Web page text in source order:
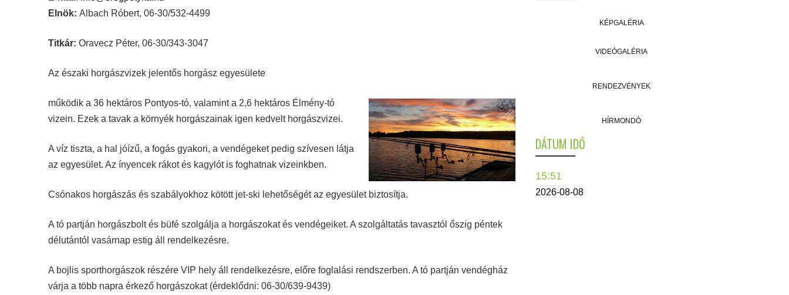
Elnök: Albach Róbert, 06-30/532-4499
Titkár: Oravecz Péter, 06-30/343-3047
Az északi horgászvizek jelentős horgász egyesülete
működik a 36 hektáros Pontyos-tó, valamint a 2,6 hektáros Élmény-tó
vizein. Ezek a tavak a környék horgászainak igen kedvelt horgászvizei.
A víz tiszta, a hal jóízű, a fogás gyakori, a vendégeket pedig szívesen látja
az egyesület. Az ínyencek rákot és kagylót is foghatnak vizeinkben.
Csónakos horgászás és szabályokhoz kötött jet-ski lehetőségét az egyesület biztosítja.
A tó partján horgászbolt és büfé szolgálja a horgászokat és vendégeiket. A szolgáltatás tavasztól őszig péntek
délutántól vasárnap estig áll rendelkezésre.
A bojlis sporthorgászok részére VIP hely áll rendelkezésre, előre foglalási rendszerben. A tó partján vendégház
várja a több napra érkező horgászokat (érdeklődni: 06-30/639-9439)
KÉPGALÉRIA
VIDEÓGALÉRIA
RENDEZVÉNYEK
HÍRMONDÓ
DÁTUM IDŐ
15:51
2026-08-08